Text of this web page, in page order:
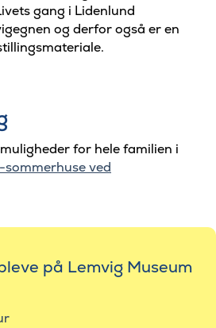
gang i Lidenlund
og derfor også er en
for hele familien i
sommerhuse ved
på Lemvig Museum